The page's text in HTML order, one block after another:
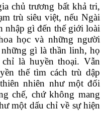
chủ trương bất khả tri,
trù siêu việt, nếu Ngài
nhập gì đến thế giới loài
học và những người
gì là thần linh, họ
là huyền thoại. Vẫn
thế tìm cách trù dập
nhiên như một đối
chế, chứ không mang
một dấu chỉ về sự hiện